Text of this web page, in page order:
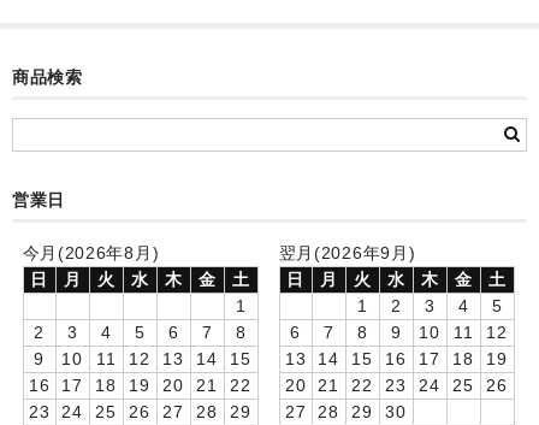
知育時計
制服メモリー
お絵かきギャラリー
卒園DVDアルバム
園や先生への贈り物
商品検索
営業日
今月(2026年8月)
日
月 火 水 木 金
土
1
2
3 4 5 6 7
8
9
10 11 12 13 14
15
16
17 18 19 20 21
22
23
24 25 26 27 28
29
翌月(2026年9月)
日
月 火 水 木 金
土
1
2 3 4
5
6
7 8 9 10 11
12
13
14 15 16 17 18
19
20
21 22 23 24 25
26
27
28 29
30